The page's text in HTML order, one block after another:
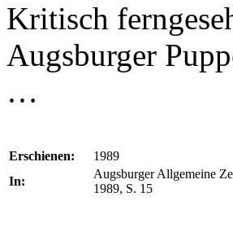
Kritisch
Augsburger
…
Erschienen:
1989
In:
Augsburger Allgemeine
1989, S. 15